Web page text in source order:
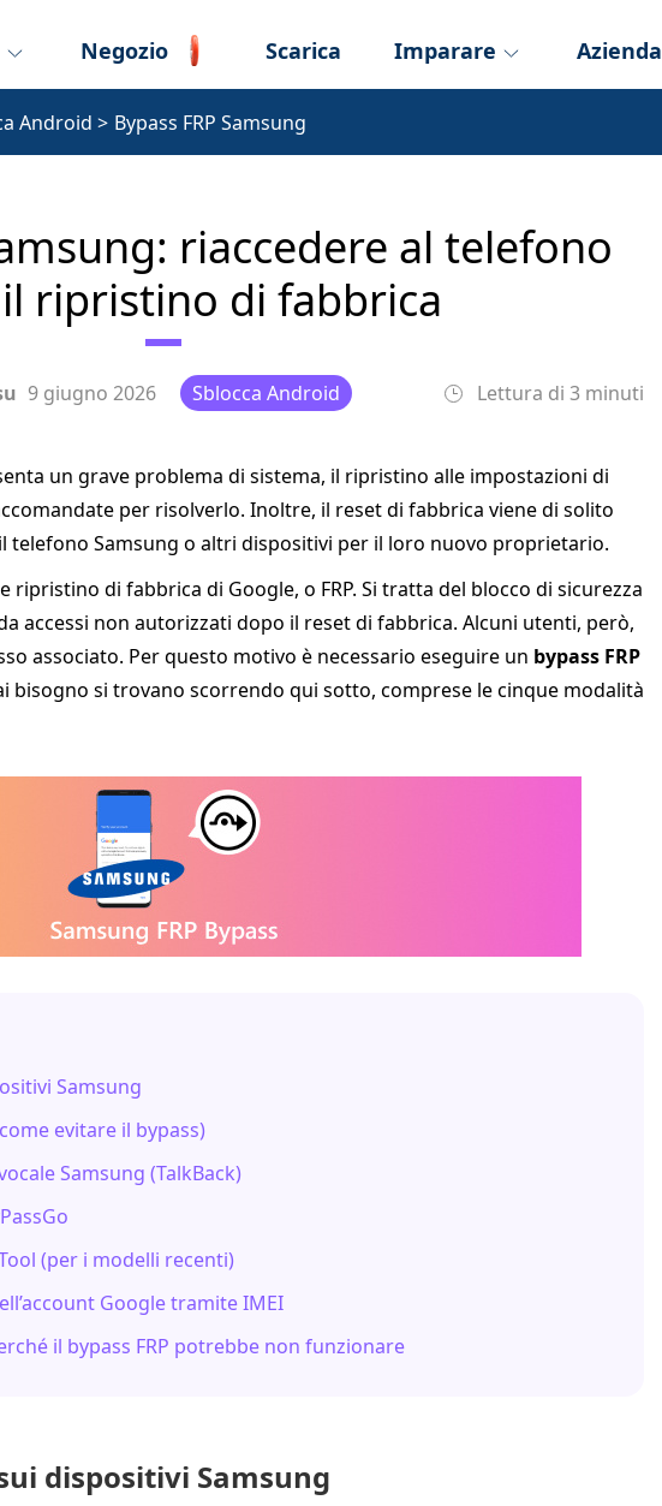
Negozio Scarica Imparare Azienda
Android > Bypass FRP Samsung
riaccedere al telefono
ripristino di fabbrica
9 giugno 2026 Sblocca Android Lettura di 3 minuti
un grave problema di sistema, il ripristino alle impostazioni di
per risolverlo. Inoltre, il reset di fabbrica viene di solito
telefono Samsung o altri dispositivi per il loro nuovo proprietario.
ripristino di fabbrica di Google, o FRP. Si tratta del blocco di sicurezza
accessi non autorizzati dopo il reset di fabbrica. Alcuni utenti, però,
associato. Per questo motivo è necessario eseguire un bypass FRP
bisogno si trovano scorrendo qui sotto, comprese le cinque modalità
Samsung
evitare il bypass)
Samsung (TalkBack)
(per i modelli recenti)
Google tramite IMEI
il bypass FRP potrebbe non funzionare
dispositivi Samsung